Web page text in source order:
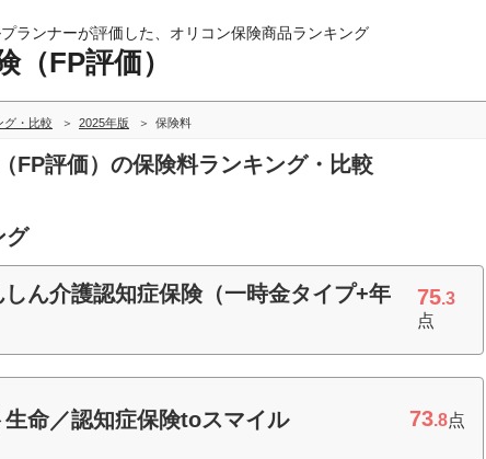
ランナーが評価した、オリコン保険商品ランキング
（FP評価）
グ・比較 2025年版 保険料
FP評価）の保険料ランキング・比較
グ
ん介護認知症保険（一時金タイプ+年
75.3
点
命／認知症保険toスマイル 73.8点